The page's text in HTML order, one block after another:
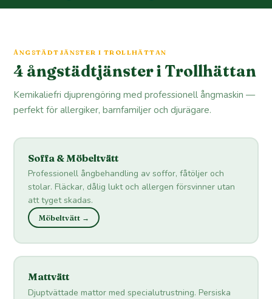
ÅNGSTÄDTJÄNSTER I TROLLHÄTTAN
4 ångstädtjänster i Trollhättan
Kemikaliefri djuprengöring med professionell ångmaskin —
perfekt för allergiker, barnfamiljer och djurägare.
Soffa & Möbeltvätt
Professionell ångbehandling av soffor, fåtöljer och
stolar. Fläckar, dålig lukt och allergen försvinner utan
att tyget skadas.
Möbeltvätt →
Mattvätt
Djuptvättade mattor med specialutrustning. Persiska